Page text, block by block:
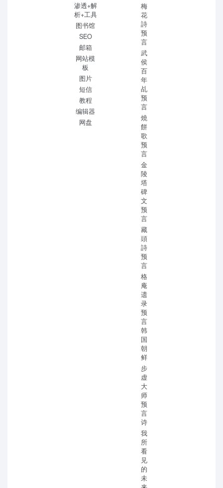
渗透+解
析+工具
图书馆
SEO
邮箱
网站模
板
图片
短信
教程
编辑器
网盘
梅
花
詩
预
言
武
侯
百
年
乩
预
言
燒
餅
歌
预
言
金
陵
塔
碑
文
预
言
藏
頭
詩
预
言
格
庵
遗
录
预
言
韩
国
朝
鲜
步
虚
大
师
预
言
诗
我
所
看
见
的
未